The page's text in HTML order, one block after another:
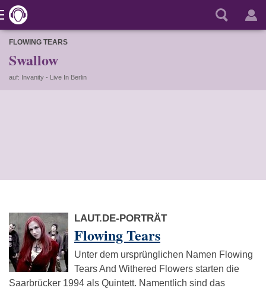
FLOWING TEARS
Swallow
auf: Invanity - Live In Berlin
LAUT.DE-PORTRÄT
Flowing Tears
Unter dem ursprünglichen Namen Flowing
Tears And Withered Flowers starten die
Saarbrücker 1994 als Quintett. Namentlich sind das